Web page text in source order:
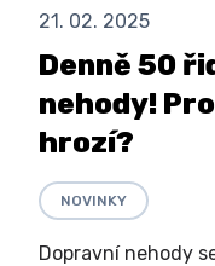
21. 02. 2025
Denně 50
nehody!
hrozí?
NOVINKY
Dopravní nehody